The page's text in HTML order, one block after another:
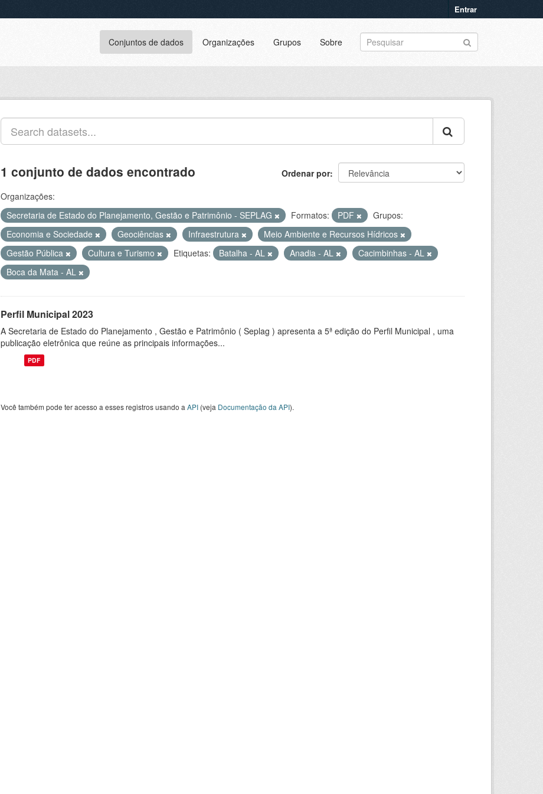
Entrar
Conjuntos de dados Organizações Grupos Sobre
Ordenar por
1 conjunto de dados encontrado
Organizações:
Secretaria de Estado do Planejamento, Gestão e Patrimônio - SEPLAG
Formatos: PDF
Grupos:
Economia e Sociedade
Geociências Infraestrutura
Meio Ambiente e Recursos Hídricos
Gestão Pública
Cultura e Turismo Etiquetas: Batalha - AL Anadia - AL
Cacimbinhas - AL
Boca da Mata - AL
Perfil Municipal 2023
A Secretaria de Estado do Planejamento , Gestão e Patrimônio ( Seplag ) apresenta a 5ª edição do Perfil Municipal , uma
publicação eletrônica que reúne as principais informações...
PDF
Você também pode ter acesso a esses registros usando a API (veja Documentação da API).